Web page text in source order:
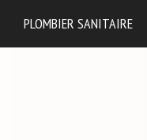
PLOMBIER SANITAIRE